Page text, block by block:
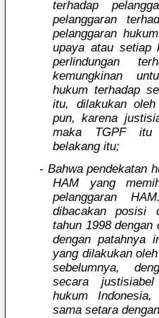
terhadap
pelanggaran
pelanggaran
upaya atau setiap
perlindungan
kemungkinan
hukum terhadap
itu, dilakukan
pun, karena
maka TGPF itu
belakang itu;
- Bahwa pendekatan
HAM yang
pelanggaran
dibacakan posisi
tahun 1998 dengan
dengan patahnya
yang dilakukan
sebelumnya,
secara
hukum
sama setara